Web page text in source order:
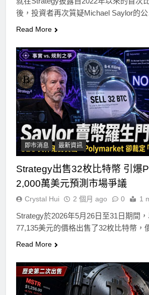
後，投資者再次質疑Michael Saylor的
Read More
即市消息 最新資訊
Strategy出售32枚比特幣 引爆
2,000萬美元預測市場爭議
Crystal Hui 2 個月 ago 0 1
Strategy於2026年5月26日至31日期間
77,135美元的價格出售了32枚比特幣，
Read More